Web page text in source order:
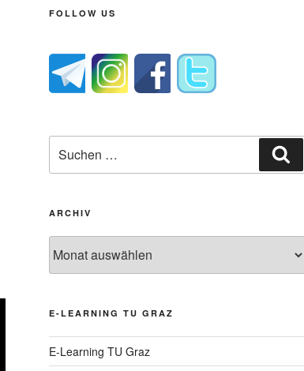
FOLLOW US
nach:
ARCHIV
E-LEARNING TU GRAZ
E-Learning TU Graz